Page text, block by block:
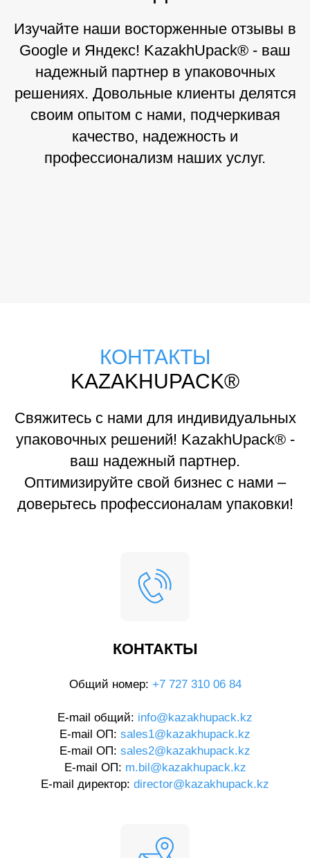
Изучайте наши восторженные отзывы в
Google и Яндекс! KazakhUpack® - ваш
надежный партнер в упаковочных
решениях. Довольные клиенты делятся
своим опытом с нами, подчеркивая
качество, надежность и
профессионализм наших услуг.
КОНТАКТЫ
KAZAKHUPACK®
Свяжитесь с нами для индивидуальных
упаковочных решений! KazakhUpack® -
ваш надежный партнер.
Оптимизируйте свой бизнес с нами –
доверьтесь профессионалам упаковки!
КОНТАКТЫ
Общий номер: +7 727 310 06 84
E-mail общий: info@kazakhupack.kz
E-mail ОП: sales1@kazakhupack.kz
E-mail ОП: sales2@kazakhupack.kz
E-mail ОП: m.bil@kazakhupack.kz
E-mail директор: director@kazakhupack.kz